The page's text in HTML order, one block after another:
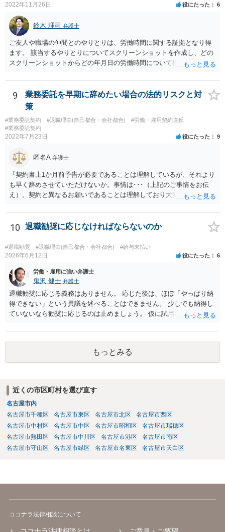
2022年11月26日 役にたった 6
鈴木 理司 弁護士
ご友人や職場の仲間とのやりとりは、労働時間に関する証拠となり得
ます。 該当するやりとりについてスクリーンショットを作成し、どの
スクリーンショットからどの年月日の労働時間について推定できるか
9
業務委託を早期に辞めたい場合の法的リスクと対
策
#業務委託契約 #退職理由(自己都合・会社都合)
#労働・雇用契約違反
#業務委託契約
2022年7月23日 役にたった 9
匿名A 弁護士
『契約書上1か月前予告が必要であることは理解しているが、それより
も早く辞めさせていただけないか。事情は･･･（上記のご事情をお伝
え）。契約と異なるお願いであることは理解しており大変申し訳ない
しょうか。 先方は事業の一環として業務委託をしていますので、契約
書の内容をベースに話をしてくるものと思います。 ですので、契約の
真摯にお願いしたい、とお伝えした方が、多少は話が進みやすいかと
思います。
10 退職勧奨に応じなければならないのか
#退職勧奨 #退職理由(自己都合・会社都合) #給与未払い
2026年6月12日 役にたった 6
労働・雇用に強い弁護士
鬼沢 健士 弁護士
退職勧奨に応じる義務はありません。 応じた後は、ほぼ「やっぱり納
得できない」という異議を述べることはできません。 少しでも納得し
ていないなら勧奨に応じるのは止めましょう。 仮に試用期間満了時に
もっとみる
近くの市区町村を選び直す
名古屋市内
名古屋市千種区
名古屋市東区 名古屋市北区
名古屋市西区
名古屋市中村区
名古屋市中区 名古屋市昭和区
名古屋市瑞穂区
名古屋市熱田区
名古屋市中川区 名古屋市港区
名古屋市南区
名古屋市守山区
名古屋市緑区 名古屋市名東区 名古屋市天白区
ココナラ法律相談について